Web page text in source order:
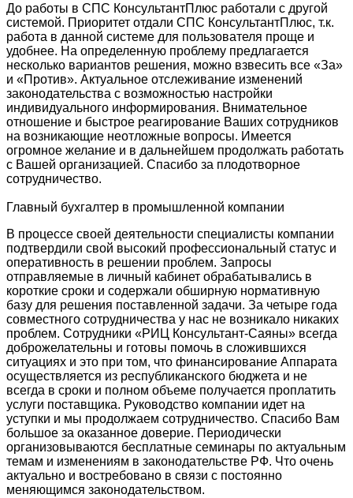
До работы в СПС КонсультантПлюс работали с другой
системой. Приоритет отдали СПС КонсультантПлюс, т.к.
работа в данной системе для пользователя проще и
удобнее. На определенную проблему предлагается
несколько вариантов решения, можно взвесить все «За»
и «Против». Актуальное отслеживание изменений
законодательства с возможностью настройки
индивидуального информирования. Внимательное
отношение и быстрое реагирование Ваших сотрудников
на возникающие неотложные вопросы. Имеется
огромное желание и в дальнейшем продолжать работать
с Вашей организацией. Спасибо за плодотворное
сотрудничество.
Главный бухгалтер в промышленной компании
В процессе своей деятельности специалисты компании
подтвердили свой высокий профессиональный статус и
оперативность в решении проблем. Запросы
отправляемые в личный кабинет обрабатывались в
короткие сроки и содержали обширную нормативную
базу для решения поставленной задачи. За четыре года
совместного сотрудничества у нас не возникало никаких
проблем. Сотрудники «РИЦ Консультант-Саяны» всегда
доброжелательны и готовы помочь в сложившихся
ситуациях и это при том, что финансирование Аппарата
осуществляется из республиканского бюджета и не
всегда в сроки и полном объеме получается проплатить
услуги поставщика. Руководство компании идет на
уступки и мы продолжаем сотрудничество. Спасибо Вам
большое за оказанное доверие. Периодически
организовываются бесплатные семинары по актуальным
темам и изменениям в законодательстве РФ. Что очень
актуально и востребовано в связи с постоянно
меняющимся законодательством.